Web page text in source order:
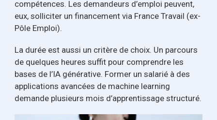
compétences. Les demandeurs d’emploi peuvent,
eux, solliciter un financement via France Travail (ex-
Pôle Emploi).
La durée est aussi un critère de choix. Un parcours
de quelques heures suffit pour comprendre les
bases de l’IA générative. Former un salarié à des
applications avancées de machine learning
demande plusieurs mois d’apprentissage structuré.